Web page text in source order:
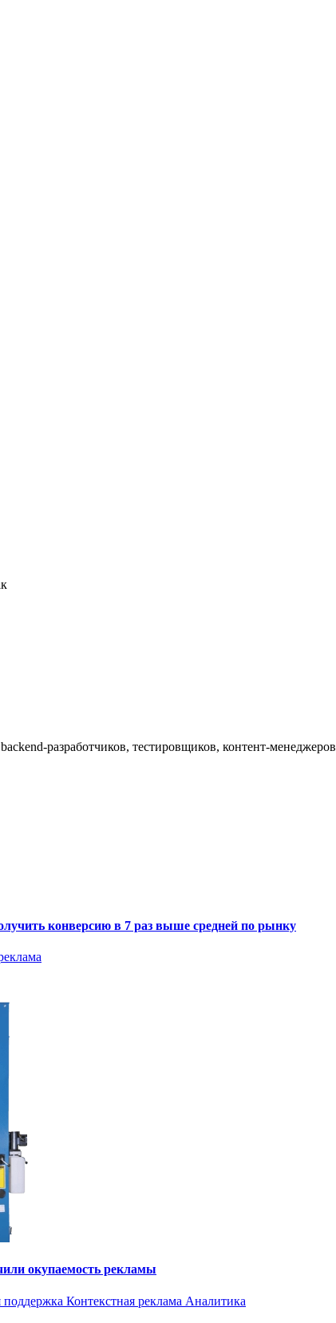
разработчиков, тестировщиков, контент-менеджеров
конверсию в 7 раз выше средней по рынку
окупаемость рекламы
поддержка Контекстная реклама Аналитика